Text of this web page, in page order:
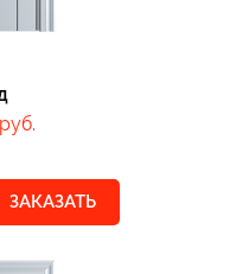
ЗАКАЗАТЬ